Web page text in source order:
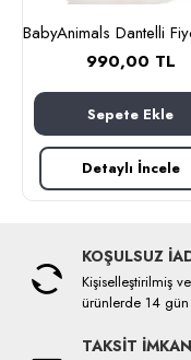
990,00 TL
Sepete Ekle
Detaylı İncele
KOŞULSUZ
Kişiselleştirilmiş
ürünlerde 14 gün
TAKSİT